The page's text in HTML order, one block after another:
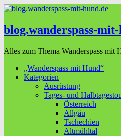
blog.wanderspass-
Alles zum Thema Wanderspass mit
„Wanderspass mit Hund“
Kategorien
Ausrüstung
Tages- und
Österreich
Allgäu
Tschechien
Altmühltal